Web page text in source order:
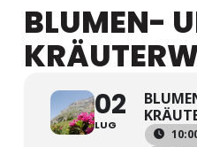
BLUMEN-
02
LUG